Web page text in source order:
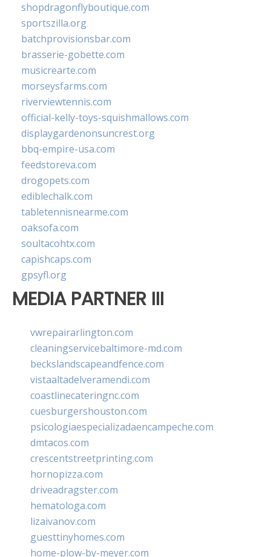
shopdragonflyboutique.com
sportszilla.org
batchprovisionsbar.com
brasserie-gobette.com
musicrearte.com
morseysfarms.com
riverviewtennis.com
official-kelly-toys-squishmallows.com
displaygardenonsuncrest.org
bbq-empire-usa.com
feedstoreva.com
drogopets.com
ediblechalk.com
tabletennisnearme.com
oaksofa.com
soultacohtx.com
capishcaps.com
gpsyfl.org
MEDIA PARTNER III
vwrepairarlington.com
cleaningservicebaltimore-md.com
beckslandscapeandfence.com
vistaaltadelveramendi.com
coastlinecateringnc.com
cuesburgershouston.com
psicologiaespecializadaencampeche.com
dmtacos.com
crescentstreetprinting.com
hornopizza.com
driveadragster.com
hematologa.com
lizaivanov.com
guesttinyhomes.com
home-plow-by-meyer.com